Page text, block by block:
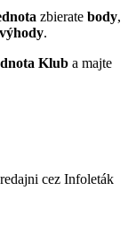
zbierate body,
.
Klub a majte
cez Infoleták